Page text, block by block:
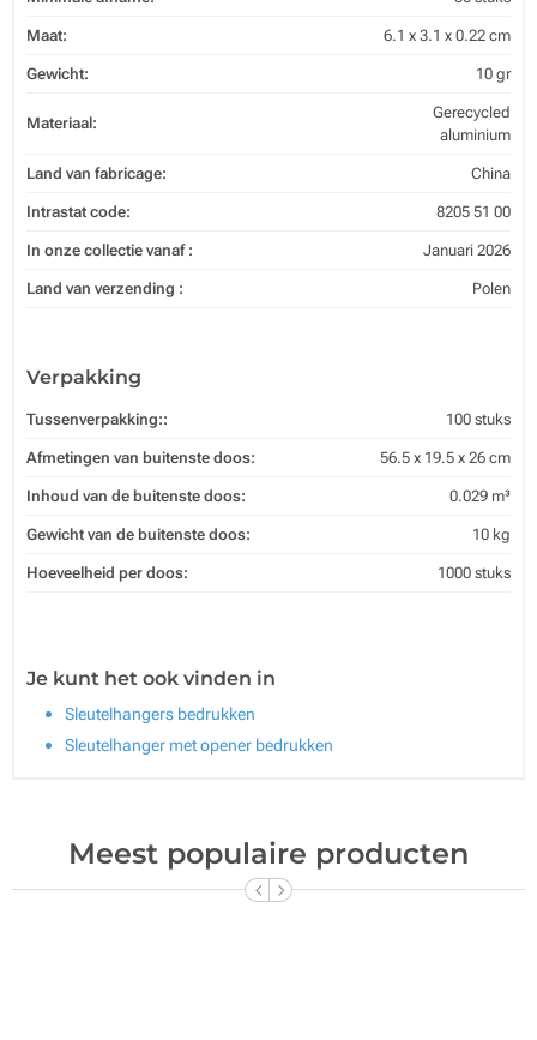
Maat: 6.1 x 3.1 x 0.22 cm
Gewicht: 10 gr
Materiaal:
Gerecycled
aluminium
Land van fabricage: China
Intrastat code: 8205 51 00
In onze collectie vanaf : Januari 2026
Land van verzending : Polen
Verpakking
Tussenverpakking:: 100 stuks
Afmetingen van buitenste doos: 56.5 x 19.5 x 26 cm
Inhoud van de buitenste doos: 0.029 m³
Gewicht van de buitenste doos: 10 kg
Hoeveelheid per doos: 1000 stuks
Je kunt het ook vinden in
Sleutelhangers bedrukken
Sleutelhanger met opener bedrukken
Meest populaire producten